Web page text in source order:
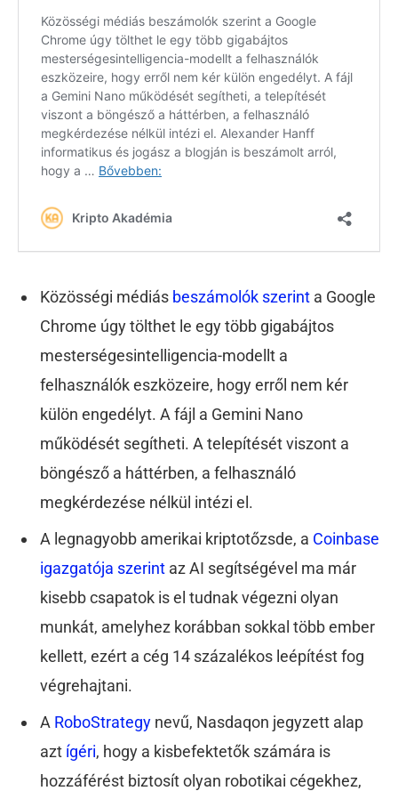
Közösségi médiás beszámolók szerint a Google
Chrome úgy tölthet le egy több gigabájtos
mesterségesintelligencia-modellt a
felhasználók eszközeire, hogy erről nem kér
külön engedélyt. A fájl a Gemini Nano
működését segítheti. A telepítését viszont a
böngésző a háttérben, a felhasználó
megkérdezése nélkül intézi el.
A legnagyobb amerikai kriptotőzsde, a Coinbase
igazgatója szerint az AI segítségével ma már
kisebb csapatok is el tudnak végezni olyan
munkát, amelyhez korábban sokkal több ember
kellett, ezért a cég 14 százalékos leépítést fog
végrehajtani.
A RoboStrategy nevű, Nasdaqon jegyzett alap
azt ígéri, hogy a kisbefektetők számára is
hozzáférést biztosít olyan robotikai cégekhez,